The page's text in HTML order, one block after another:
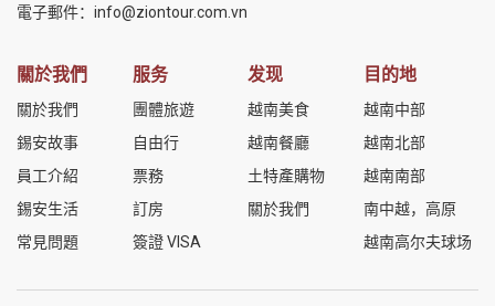
電子郵件： info@ziontour.com.vn
關於我們
關於我們
錫安故事
員工介紹
錫安生活
常見問題
服务
團體旅遊
自由行
票務
訂房
簽證 VISA
发现
越南美食
越南餐廳
土特產購物
關於我們
目的地
越南中部
越南北部
越南南部
南中越，高原
越南高尔夫球场